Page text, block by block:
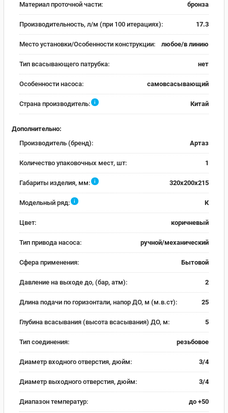
Материал проточной части: бронза
Производительность, л/м (при 100 итерациях): 17.3
Место установки/Особенности конструкции: любое/в линию
Тип всасывающего патрубка: нет
Особенности насоса: самовсасывающий
Страна производитель: i Китай
Дополнительно:
Производитель (бренд):
Артаз
Количество упаковочных мест, шт: 1
Габариты изделия, мм: i 320х200х215
Модельный ряд: i К
Цвет: коричневый
Тип привода насоса: ручной/механический
Сфера применения: Бытовой
Давление на выходе до, (бар, атм): 2
Длина подачи по горизонтали, напор ДО, м (м.в.ст): 25
Глубина всасывания (высота всасывания) ДО, м: 5
Тип соединения: резьбовое
Диаметр входного отверстия, дюйм: 3/4
Диаметр выходного отверстия, дюйм: 3/4
Диапазон температур: до +50